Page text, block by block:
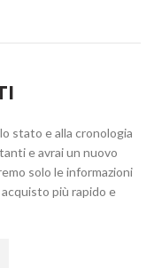
stato e alla cronologia
e avrai un nuovo
solo le informazioni
più rapido e